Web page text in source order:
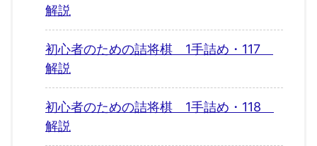
解説
初心者のための詰将棋 1手詰め・117
解説
初心者のための詰将棋 1手詰め・118
解説